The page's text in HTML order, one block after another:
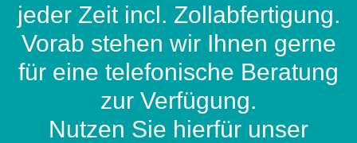
jeder Zeit incl. Zollabfertigung.
Vorab stehen wir Ihnen gerne
für eine telefonische Beratung
zur Verfügung.
Nutzen Sie hierfür unser